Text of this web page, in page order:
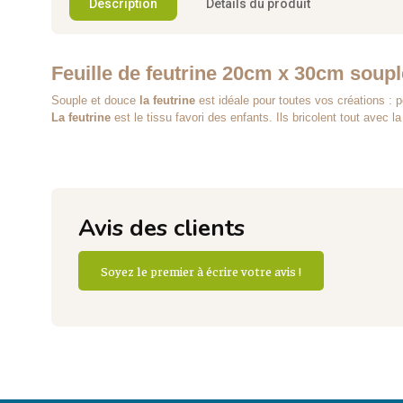
Description Détails du produit
Feuille de feutrine 20cm x 30cm
Souple et douce la feutrine est idéale pour toutes vos créations :
La feutrine est le tissu favori des enfants. Ils bricolent tout avec
Avis des clients
Soyez le premier à écrire votre avis !